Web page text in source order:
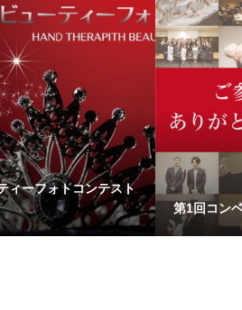
ィーフォトコンテスト
第1回コン